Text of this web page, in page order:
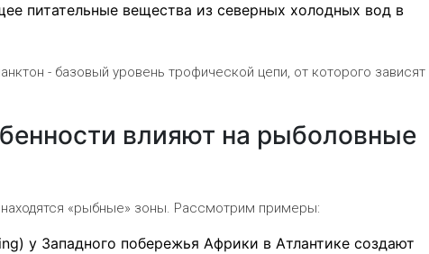
питательные вещества из северных холодных вод в
- базовый уровень трофической цепи, от которого зависят
влияют на рыболовные
«рыбные» зоны. Рассмотрим примеры:
у Западного побережья Африки в Атлантике создают